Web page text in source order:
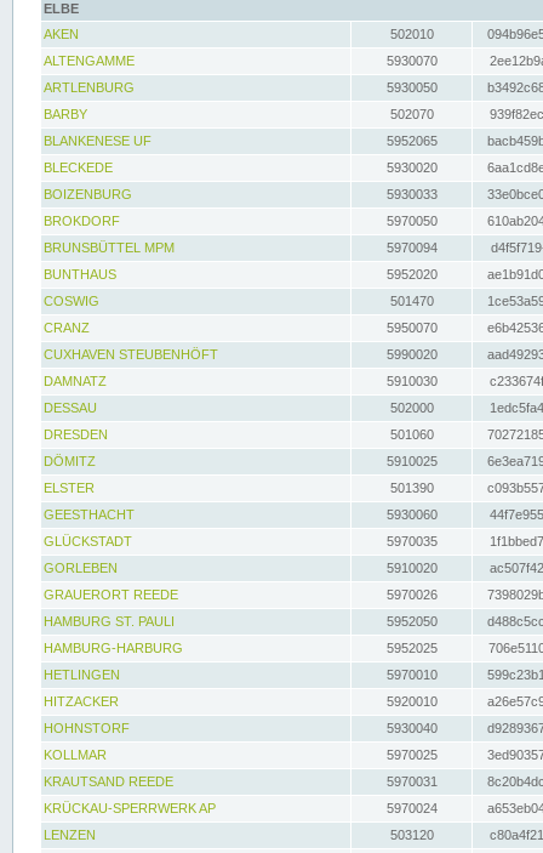
ELBE
AKEN
502010
ALTENGAMME
5930070
ARTLENBURG
5930050
BARBY
502070
BLANKENESE UF
5952065
BLECKEDE
5930020
BOIZENBURG
5930033
BROKDORF
5970050
BRUNSBÜTTEL MPM
5970094
BUNTHAUS
5952020
COSWIG
501470
CRANZ
5950070
CUXHAVEN STEUBENHÖFT
5990020
DAMNATZ
5910030
DESSAU
502000
DRESDEN
501060
DÖMITZ
5910025
ELSTER
501390
GEESTHACHT
5930060
GLÜCKSTADT
5970035
GORLEBEN
5910020
GRAUERORT REEDE
5970026
HAMBURG ST. PAULI
5952050
HAMBURG-HARBURG
5952025
HETLINGEN
5970010
HITZACKER
5920010
HOHNSTORF
5930040
KOLLMAR
5970025
KRAUTSAND REEDE
5970031
KRÜCKAU-SPERRWERK AP
5970024
LENZEN
503120